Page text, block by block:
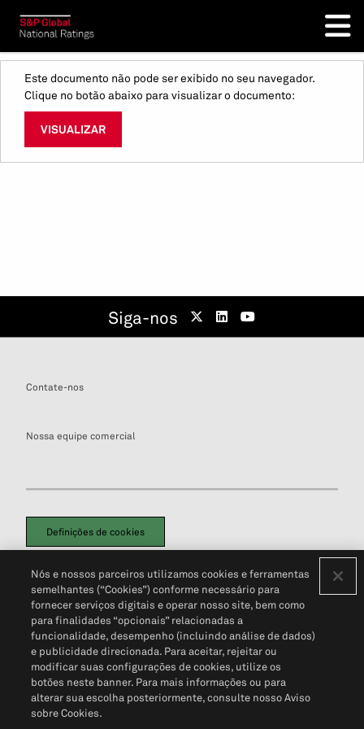
Este documento não pode ser exibido no seu navegador.
Clique no botão abaixo para visualizar o documento:
VISUALIZAR
Siga-nos
Contate-nos
Nossa equipe comercial
Definições de cookies
Política de PrivacidadePortal de privacidade do cliente (em inglês)
Não Venda Minhas Informações Pessoais© 2026 S&P Global
Nós e nossos parceiros utilizamos cookies e ferramentas
semelhantes (“Cookies”) conforme necessário para
fornecer serviços digitais e operar nosso site, bem como
para finalidades “opcionais” relacionadas a
funcionalidade, desempenho (incluindo análise de dados)
e publicidade direcionada. Para aceitar, rejeitar ou
modificar suas configurações de cookies, utilize os
botões neste banner. Para mais informações ou para
alterar sua escolha posteriormente, consulte nosso Aviso
sobre Cookies.